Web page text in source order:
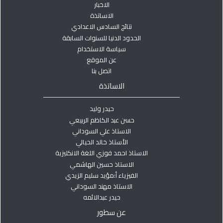
الاخبار
الاساتذة
نتائج السادس الاعدادي
الحدود الدنيا للسنوات السابقة
سياسة الاستخدام
عن الموقع
اتصل بنا
الاساتذة
حيدر وليد
حسن عبد الكاظم الربيعي
الاستاذ علي السوداني
الأستاذ خالد الحيالي
الاستاذ احمد فوزي اللغة الانكليزية
الاستاذ حسين الهاشمي
الفيزياء أ:مؤيد سليم الزيدي
الاستاذ مهند السوداني
حيدر عبدالائمه
عن سطور